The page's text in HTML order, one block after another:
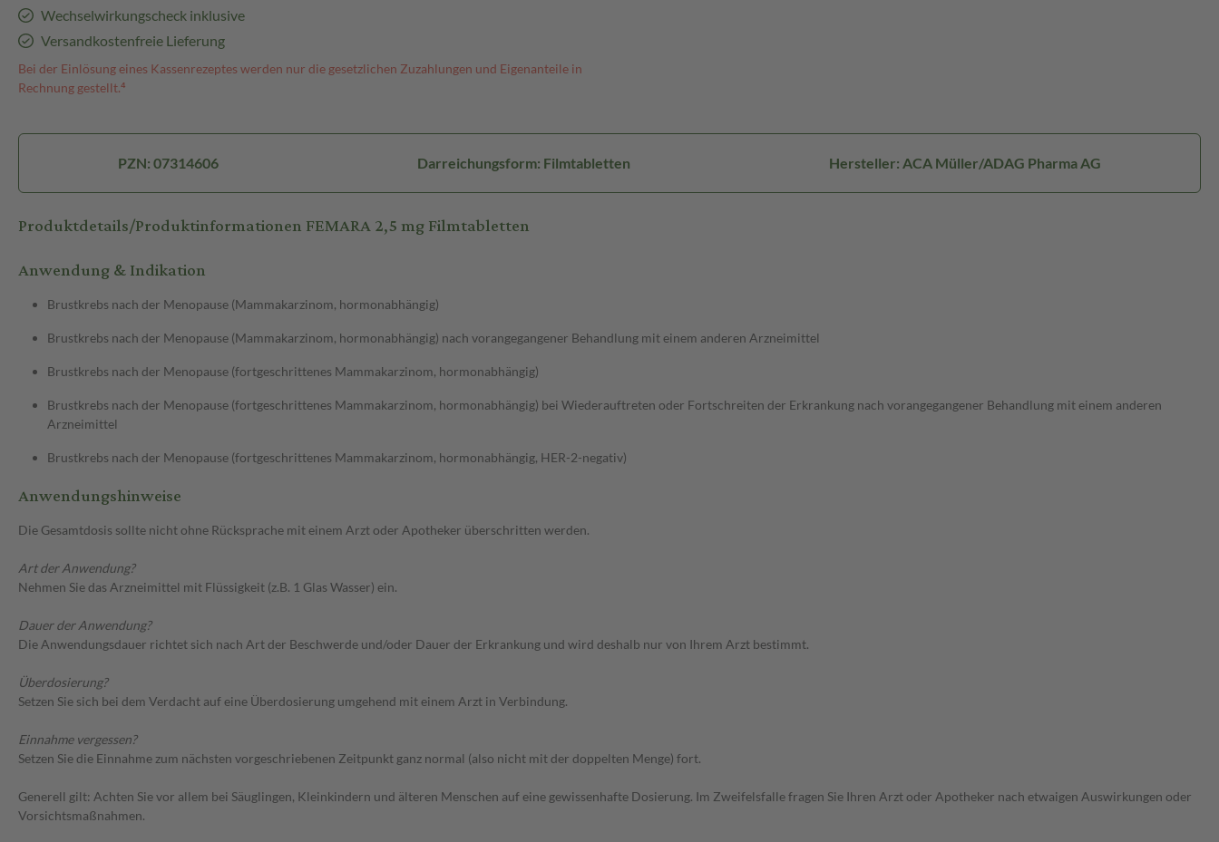
Wechselwirkungscheck inklusive
Versandkostenfreie Lieferung
Bei der Einlösung eines Kassenrezeptes werden nur die gesetzlichen Zuzahlungen und Eigenanteile in
Rechnung gestellt.⁴
PZN: 07314606 Darreichungsform: Filmtabletten Hersteller: ACA Müller/ADAG Pharma AG
Produktdetails/Produktinformationen FEMARA 2,5 mg Filmtabletten
Anwendung & Indikation
Brustkrebs nach der Menopause (Mammakarzinom, hormonabhängig)
Brustkrebs nach der Menopause (Mammakarzinom, hormonabhängig) nach vorangegangener Behandlung mit einem anderen Arzneimittel
Brustkrebs nach der Menopause (fortgeschrittenes Mammakarzinom, hormonabhängig)
Brustkrebs nach der Menopause (fortgeschrittenes Mammakarzinom, hormonabhängig) bei Wiederauftreten oder Fortschreiten der Erkrankung nach vorangegangener Behandlung mit einem anderen
Arzneimittel
Brustkrebs nach der Menopause (fortgeschrittenes Mammakarzinom, hormonabhängig, HER-2-negativ)
Anwendungshinweise
Die Gesamtdosis sollte nicht ohne Rücksprache mit einem Arzt oder Apotheker überschritten werden.
Art der Anwendung?
Nehmen Sie das Arzneimittel mit Flüssigkeit (z.B. 1 Glas Wasser) ein.
Dauer der Anwendung?
Die Anwendungsdauer richtet sich nach Art der Beschwerde und/oder Dauer der Erkrankung und wird deshalb nur von Ihrem Arzt bestimmt.
Überdosierung?
Setzen Sie sich bei dem Verdacht auf eine Überdosierung umgehend mit einem Arzt in Verbindung.
Einnahme vergessen?
Setzen Sie die Einnahme zum nächsten vorgeschriebenen Zeitpunkt ganz normal (also nicht mit der doppelten Menge) fort.
Generell gilt: Achten Sie vor allem bei Säuglingen, Kleinkindern und älteren Menschen auf eine gewissenhafte Dosierung. Im Zweifelsfalle fragen Sie Ihren Arzt oder Apotheker nach etwaigen Auswirkungen oder
Vorsichtsmaßnahmen.